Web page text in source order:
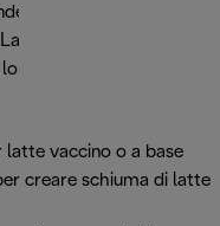
facile ottenere il
sofisticata finitura bianca
rendono un accessorio
vaccino o a base
creare schiuma di latte